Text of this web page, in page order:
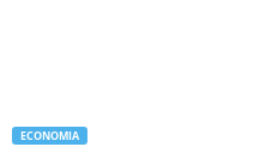
ECONOMIA